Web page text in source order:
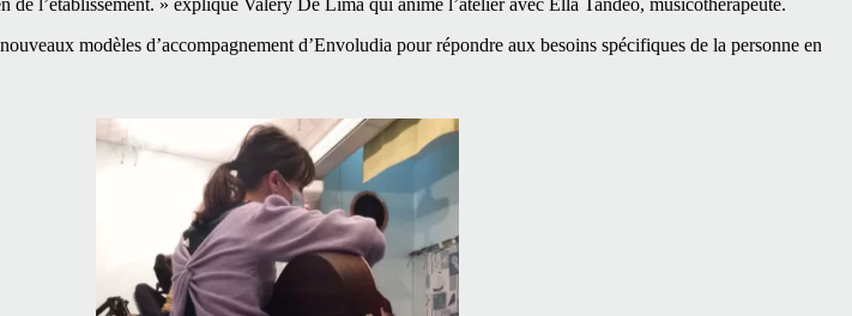
l’établissement. » explique Valéry De Lima qui anime l’atelier avec Ella Tandéo, musicothérapeute.
modèles d’accompagnement d’Envoludia pour répondre aux besoins spécifiques de la personne en